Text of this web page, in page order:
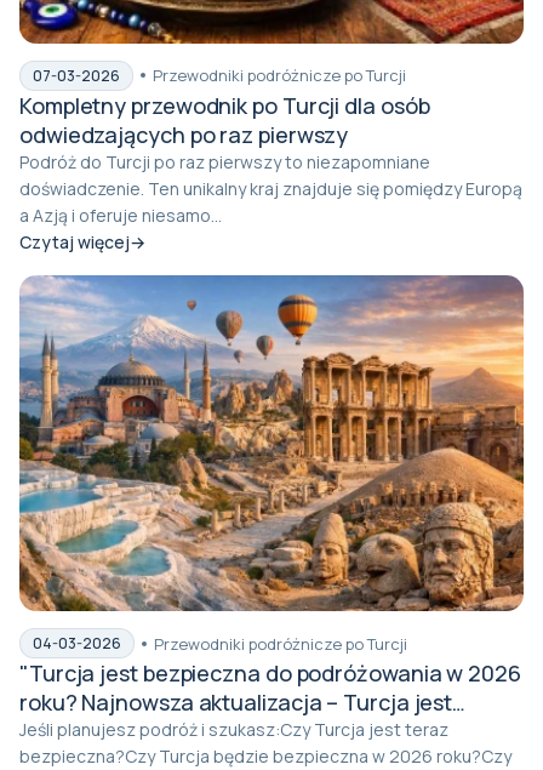
07-03-2026 Przewodniki podróżnicze po Turcji
Kompletny przewodnik po Turcji dla osób
odwiedzających po raz pierwszy
Podróż do Turcji po raz pierwszy to niezapomniane
doświadczenie. Ten unikalny kraj znajduje się pomiędzy Europą
a Azją i oferuje niesamo...
Czytaj więcej
04-03-2026 Przewodniki podróżnicze po Turcji
"Turcja jest bezpieczna do podróżowania w 2026
roku? Najnowsza aktualizacja – Turcja jest
bezpieczna, stabilna i otwarta na turystykę"
Jeśli planujesz podróż i szukasz:Czy Turcja jest teraz
bezpieczna?Czy Turcja będzie bezpieczna w 2026 roku?Czy